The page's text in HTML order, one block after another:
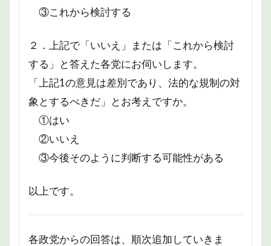
③これから検討する
２．上記で「いいえ」または「これから検討
する」と答えた各党にお伺いします。
「上記1の意見は差別であり、法的な規制の対
象とするべきだ」とお考えですか。
①はい
②いいえ
③今後そのように判断する可能性がある
以上です。
各政党からの回答は、順次追加していきま